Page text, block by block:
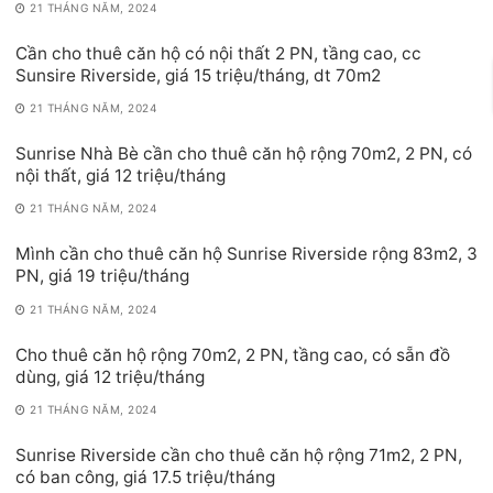
21 THÁNG NĂM, 2024
Cần cho thuê căn hộ có nội thất 2 PN, tầng cao, cc
Sunsire Riverside, giá 15 triệu/tháng, dt 70m2
21 THÁNG NĂM, 2024
Sunrise Nhà Bè cần cho thuê căn hộ rộng 70m2, 2 PN, có
nội thất, giá 12 triệu/tháng
21 THÁNG NĂM, 2024
Mình cần cho thuê căn hộ Sunrise Riverside rộng 83m2, 3
PN, giá 19 triệu/tháng
21 THÁNG NĂM, 2024
Cho thuê căn hộ rộng 70m2, 2 PN, tầng cao, có sẵn đồ
dùng, giá 12 triệu/tháng
21 THÁNG NĂM, 2024
Sunrise Riverside cần cho thuê căn hộ rộng 71m2, 2 PN,
có ban công, giá 17.5 triệu/tháng